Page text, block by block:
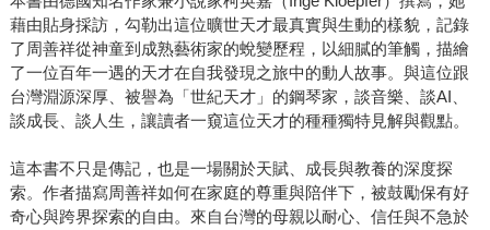
藉由貼身採訪，勾勒出這位曠世天才最真實與生動的樣貌，記錄
了周善祥從神童到成熟藝術家的蛻變歷程，以細膩的筆觸，描繪
了一位百年一遇的天才在自我發現之旅中的動人故事。與這位跟
台灣淵源深厚、被譽為「世紀天才」的鋼琴家，談音樂、談AI、
談成長、談人生，讓讀者一窺這位天才的種種獨特見解與觀點。
這本書不只是傳記，也是一場關於天賦、成長與教養的深度探
索。作者描寫周善祥如何在家庭的尊重與陪伴下，被鼓勵保有好
奇心與跨界探索的自由。來自台灣的母親以耐心、信任與不急於